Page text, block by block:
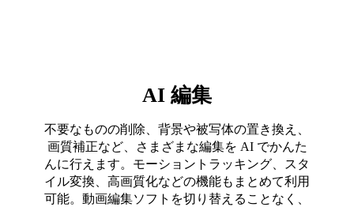
AI 編集
不要なものの削除、背景や被写体の置き換え、
画質補正など、さまざまな編集を AI でかんた
んに行えます。モーショントラッキング、スタ
イル変換、高画質化などの機能もまとめて利用
可能。動画編集ソフトを切り替えることなく、